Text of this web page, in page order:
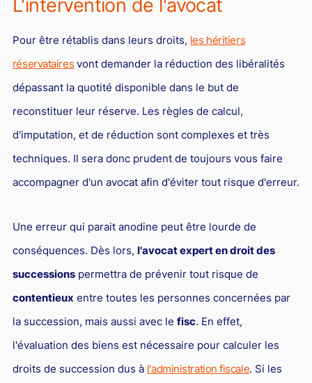
L'intervention de l'avocat
Pour être rétablis dans leurs droits, les héritiers
réservataires vont demander la réduction des libéralités
dépassant la quotité disponible dans le but de
reconstituer leur réserve. Les règles de calcul,
d'imputation, et de réduction sont complexes et très
techniques. Il sera donc prudent de toujours vous faire
accompagner d'un avocat afin d'éviter tout risque d'erreur.
Une erreur qui parait anodine peut être lourde de
conséquences. Dès lors, l'avocat expert en droit des
successionspermettra de prévenir tout risque de
contentieux entre toutes les personnes concernées par
la succession, mais aussi avec le fisc. En effet,
l'évaluation des biens est nécessaire pour calculer les
droits de succession dus à l'administration fiscale. Si les